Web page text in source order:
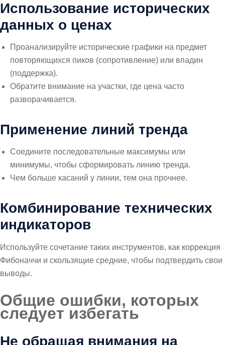
Использование исторических
данных о ценах
Проанализируйте исторические графики на предмет
повторяющихся пиков (сопротивление) или впадин
(поддержка).
Обратите внимание на участки, где цена часто
разворачивается.
Применение линий тренда
Соедините последовательные максимумы или
минимумы, чтобы сформировать линию тренда.
Чем больше касаний у линии, тем она прочнее.
Комбинирование технических
индикаторов
Используйте сочетание таких инструментов, как коррекция
Фибоначчи и скользящие средние, чтобы подтвердить свои
выводы.
Общие ошибки, которых
следует избегать
Не обращая внимания на